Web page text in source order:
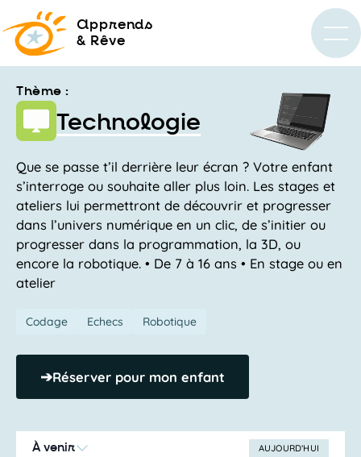
apprends
& Rêve
Thème :
Technologie
Que se passe t’il derrière leur écran ? Votre enfant
s’interroge ou souhaite aller plus loin. Les stages et
ateliers lui permettront de découvrir et progresser
dans l’univers numérique en un clic, de s’initier ou
progresser dans la programmation, la 3D, ou
encore la robotique. • De 7 à 16 ans • En stage ou en
atelier
Codage Echecs Robotique
➔Réserver pour mon enfant
AUJOURD’HUI
À venir